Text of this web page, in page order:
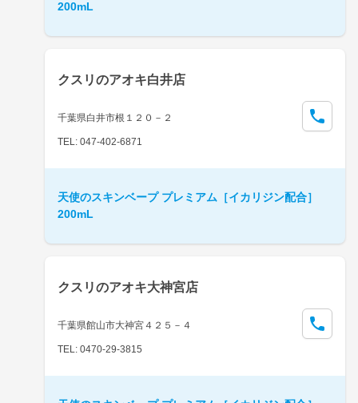
200mL
クスリのアオキ白井店
千葉県白井市根１２０－２
TEL: 047-402-6871
天使のスキンベープ プレミアム［イカリジン配合］
200mL
クスリのアオキ大神宮店
千葉県館山市大神宮４２５－４
TEL: 0470-29-3815